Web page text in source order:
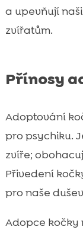
a upevňují
zvířatům.
Přínosy
Adoptování
pro psychiku.
zvíře;
Přivedení
pro naše
Adopce kočky